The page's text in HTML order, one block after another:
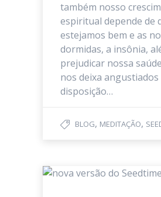
também nosso
espiritual depende de
estejamos bem e as
dormidas, a insônia,
prejudicar nossa
nos deixa angustiados
disposição…
BLOG, MEDITAÇÃO,